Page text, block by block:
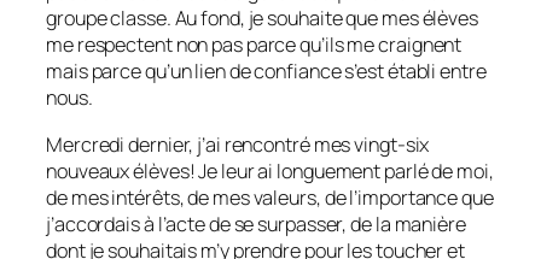
groupe classe. Au fond, je souhaite que mes élèves
me respectent non pas parce qu’ils me craignent
mais parce qu’un lien de confiance s’est établi entre
nous.
Mercredi dernier, j’ai rencontré mes vingt-six
nouveaux élèves! Je leur ai longuement parlé de moi,
de mes intérêts, de mes valeurs, de l’importance que
j’accordais à l’acte de se surpasser, de la manière
dont je souhaitais m’y prendre pour les toucher et